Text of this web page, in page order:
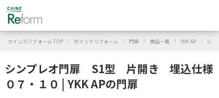
カインズリフォーム TOP › ポイントリフォーム › 門扉 › 商品一覧 › YKK AP › シン
シンプレオ門扉 S1型 片開き 埋込仕様
０７・１０ | YKK APの門扉